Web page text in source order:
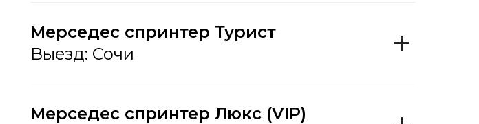
Мерседес спринтер Турист
Выезд: Сочи
Мерседес спринтер Люкс (VIP)